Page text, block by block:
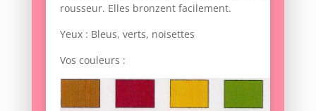
rousseur. Elles bronzent facilement.
Yeux : Bleus, verts, noisettes
Vos couleurs :